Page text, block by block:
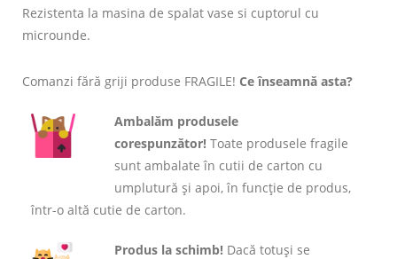
Rezistenta la masina de spalat vase si cuptorul cu
microunde.
Comanzi fără griji produse FRAGILE! Ce înseamnă asta?
Ambalăm produsele
corespunzător! Toate produsele fragile
sunt ambalate în cutii de carton cu
umplutură și apoi, în funcție de produs,
într-o altă cutie de carton.
Produs la schimb! Dacă totuși se